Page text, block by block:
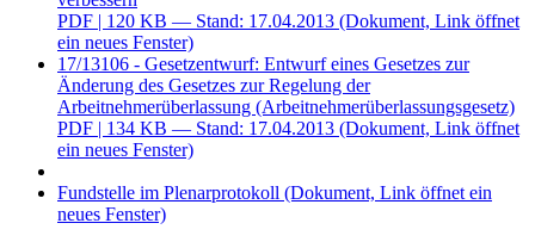
PDF | 120 KB — Stand: 17.04.2013 (Dokument, Link öffnet
ein neues Fenster)
17/13106 - Gesetzentwurf: Entwurf eines Gesetzes zur
Änderung des Gesetzes zur Regelung der
Arbeitnehmerüberlassung (Arbeitnehmerüberlassungsgesetz)
PDF | 134 KB — Stand: 17.04.2013 (Dokument, Link öffnet
ein neues Fenster)
Fundstelle im Plenarprotokoll (Dokument, Link öffnet ein
neues Fenster)